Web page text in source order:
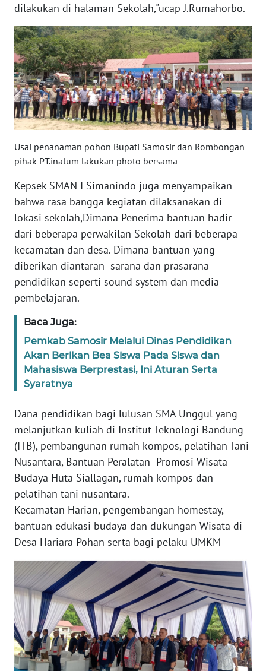
dilakukan di halaman Sekolah,"ucap J.Rumahorbo.
Usai penanaman pohon Bupati Samosir dan Rombongan
pihak PT.inalum lakukan photo bersama
Kepsek SMAN I Simanindo juga menyampaikan
bahwa rasa bangga kegiatan dilaksanakan di
lokasi sekolah,Dimana Penerima bantuan hadir
dari beberapa perwakilan Sekolah dari beberapa
kecamatan dan desa. Dimana bantuan yang
diberikan diantaran sarana dan prasarana
pendidikan seperti sound system dan media
pembelajaran.
Baca Juga:
Pemkab Samosir Melalui Dinas Pendidikan
Akan Berikan Bea Siswa Pada Siswa dan
Mahasiswa Berprestasi, Ini Aturan Serta
Syaratnya
Dana pendidikan bagi lulusan SMA Unggul yang
melanjutkan kuliah di Institut Teknologi Bandung
(ITB), pembangunan rumah kompos, pelatihan Tani
Nusantara, Bantuan Peralatan Promosi Wisata
Budaya Huta Siallagan, rumah kompos dan
pelatihan tani nusantara.
Kecamatan Harian, pengembangan homestay,
bantuan edukasi budaya dan dukungan Wisata di
Desa Hariara Pohan serta bagi pelaku UMKM
BABEL
WN
SUMBAR
WN
SUMSEL
BENGKULU
WN
JATENG
WN
NUSANTARA
JOGJA
WN
JATIM
WN
BALI
WN
KALBAR
WN
KALTARA
WN
KALSEL
WN
KALTIM